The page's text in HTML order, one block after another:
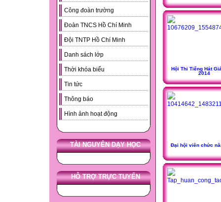
Công đoàn trường
Đoàn TNCS Hồ Chí Minh
Đội TNTP Hồ Chí Minh
Danh sách lớp
Thời khóa biểu
Tin tức
Thông báo
Hình ảnh hoạt động
TÀI NGUYÊN DẠY HỌC
HỖ TRỢ TRỰC TUYẾN
Hội Thi Tiếng Hát
2014
Đại hội viên chức